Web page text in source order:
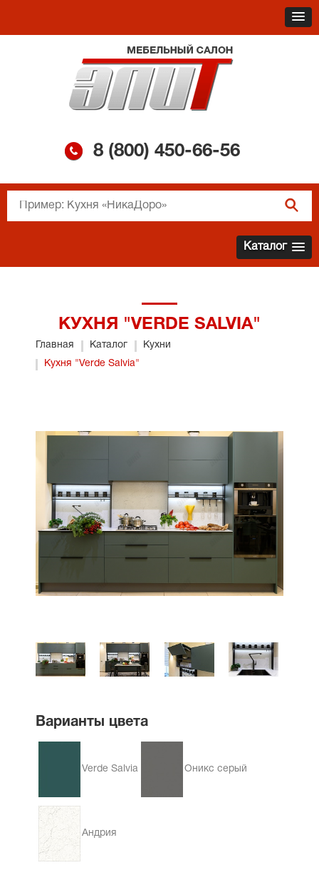
8 (800) 450-66-56
Каталог
КУХНЯ "VERDE SALVIA"
Главная Каталог
Кухни
Кухня "Verde Salvia"
Варианты цвета
Verde Salvia Оникс серый
Андрия